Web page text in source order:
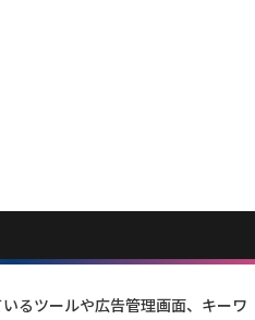
るツールや広告管理画面、キーワ